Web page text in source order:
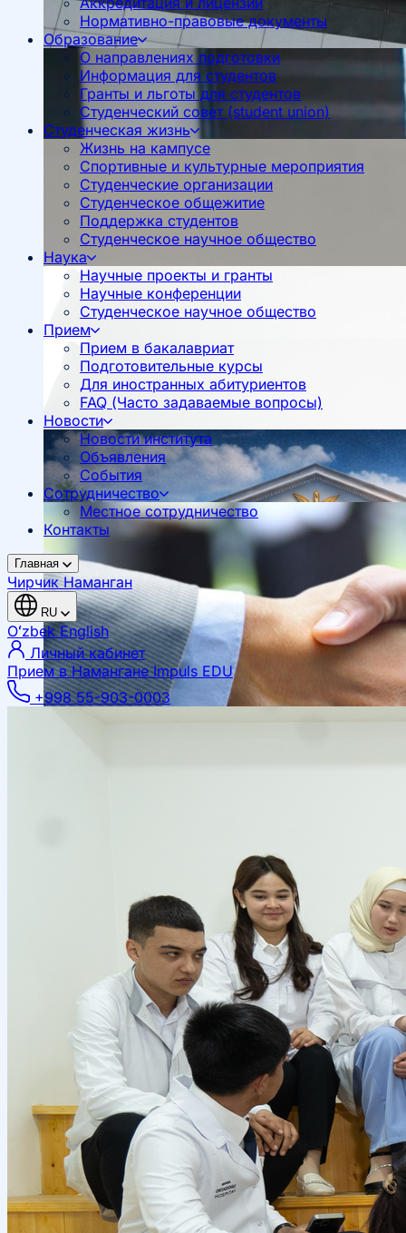
Руководство
Нормативно-правовые документы
Образование
О направлениях подготовки
Информация для студентов
Гранты и льготы для студентов
Студенческий совет (student union)
Студенческая жизнь
Жизнь на кампусе
Спортивные и культурные мероприятия
Студенческие организации
Студенческое общежитие
Поддержка студентов
Студенческое научное общество
Наука
Научные проекты и гранты
Научные конференции
Студенческое научное общество
Прием
Прием в бакалавриат
Подготовительные курсы
Для иностранных абитуриентов
FAQ (Часто задаваемые вопросы)
Новости
Новости института
Объявления
События
Сотрудничество
Местное сотрудничество
Местное сотрудничество
Контакты
Главная
ЧирчикНаманган
RU
OʻzbekEnglish
Личный кабинет
Прием в Намангане Impuls EDU
+998 55-903-0003